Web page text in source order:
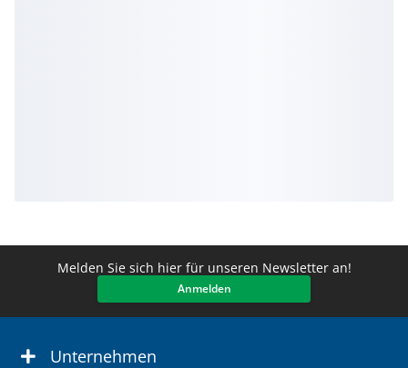
Melden Sie sich hier für unseren Newsletter an!
Anmelden
Unternehmen